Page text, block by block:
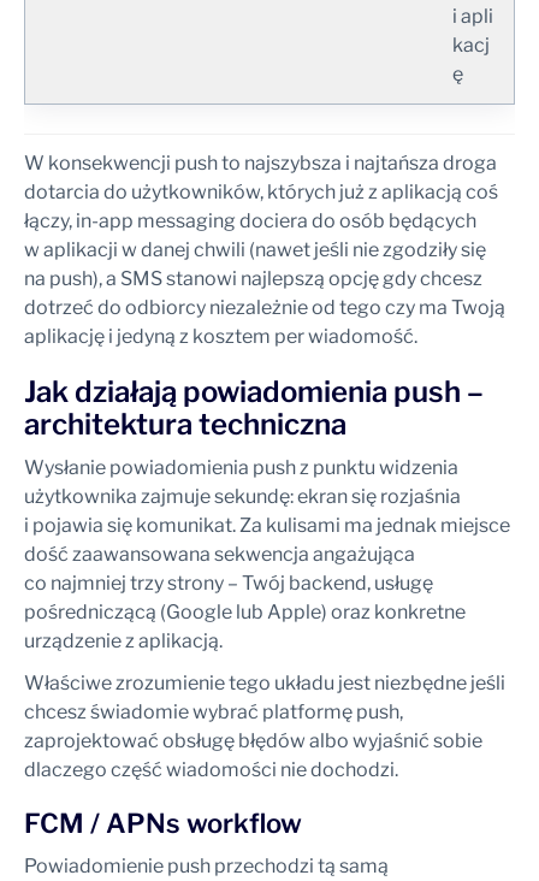
i apli
kacj
ę
W konsekwencji push to najszybsza i najtańsza droga
dotarcia do użytkowników, których już z aplikacją coś
łączy, in-app messaging dociera do osób będących
w aplikacji w danej chwili (nawet jeśli nie zgodziły się
na push), a SMS stanowi najlepszą opcję gdy chcesz
dotrzeć do odbiorcy niezależnie od tego czy ma Twoją
aplikację i jedyną z kosztem per wiadomość.
Jak działają powiadomienia push –
architektura techniczna
Wysłanie powiadomienia push z punktu widzenia
użytkownika zajmuje sekundę: ekran się rozjaśnia
i pojawia się komunikat. Za kulisami ma jednak miejsce
dość zaawansowana sekwencja angażująca
co najmniej trzy strony – Twój backend, usługę
pośredniczącą (Google lub Apple) oraz konkretne
urządzenie z aplikacją.
Właściwe zrozumienie tego układu jest niezbędne jeśli
chcesz świadomie wybrać platformę push,
zaprojektować obsługę błędów albo wyjaśnić sobie
dlaczego część wiadomości nie dochodzi.
FCM / APNs workflow
Powiadomienie push przechodzi tą samą